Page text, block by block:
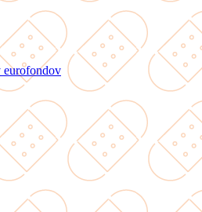
eurofondov